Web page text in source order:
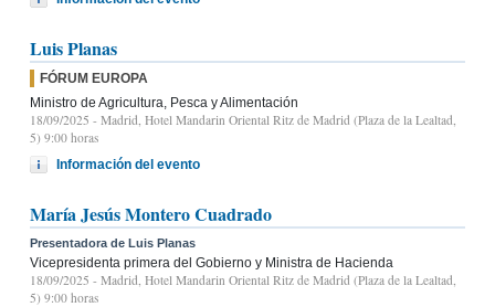
Luis Planas
FÓRUM EUROPA
Ministro de Agricultura, Pesca y Alimentación
18/09/2025 - Madrid, Hotel Mandarin Oriental Ritz de Madrid (Plaza de la Lealtad,
5) 9:00 horas
Información del evento
María Jesús Montero Cuadrado
Presentadora de Luis Planas
Vicepresidenta primera del Gobierno y Ministra de Hacienda
18/09/2025 - Madrid, Hotel Mandarin Oriental Ritz de Madrid (Plaza de la Lealtad,
5) 9:00 horas